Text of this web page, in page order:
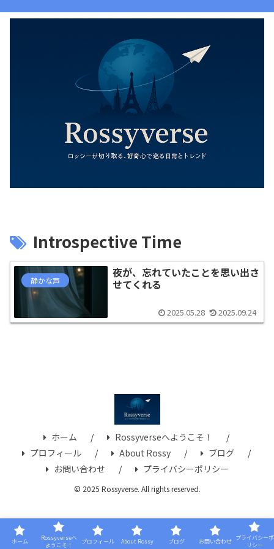
Introspective Time
静かな声
夜が、忘れていたことを思い出さ
せてくれる
2025.05.28 2025.09.24
ホーム
Rossyverseへようこそ！
プロフィール
About Rossy
ブログ
お問い合わせ
プライバシーポリシー
© 2025 Rossyverse. All rights reserved.
ホーム
Rossyverseへ
ようこそ！
プロフィール About Rossy ブログ お問い合わせ プライバシーポ
リシー